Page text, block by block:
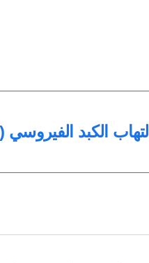
التهاب الكبد